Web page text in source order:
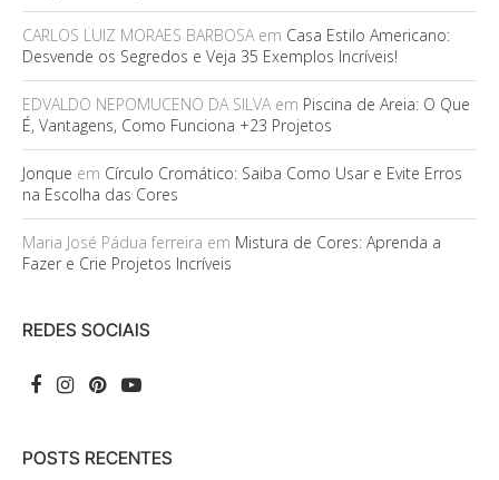
CARLOS LUIZ MORAES BARBOSAem Casa Estilo Americano:
Desvende os Segredos e Veja 35 Exemplos Incríveis!
EDVALDO NEPOMUCENO DA SILVAem Piscina de Areia: O Que
É, Vantagens, Como Funciona +23 Projetos
Jonque em Círculo Cromático: Saiba Como Usar e Evite Erros
na Escolha das Cores
Maria José Pádua ferreira em Mistura de Cores: Aprenda a
Fazer e Crie Projetos Incríveis
REDES SOCIAIS
POSTS RECENTES